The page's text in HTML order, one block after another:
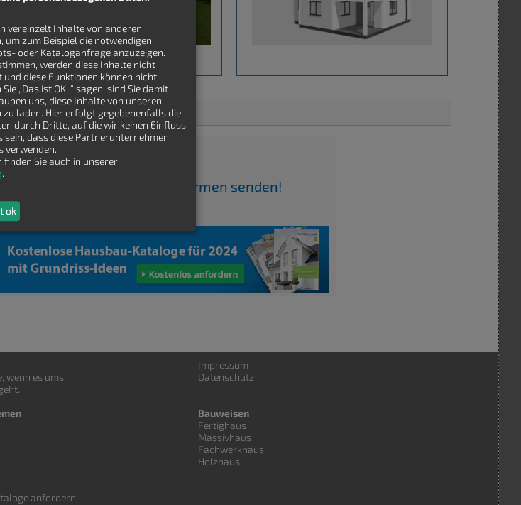
gefunden?
Grundrisse von Hausbaufirmen senden!
wenn es ums
anfordern
Impressum
Datenschutz
Bauweisen
Fertighaus
Massivhaus
Fachwerkhaus
Holzhaus
vereinzelt Inhalte von anderen
um zum Beispiel die notwendigen
oder Kataloganfrage anzuzeigen.
werden diese Inhalte nicht
und diese Funktionen können nicht
„Das ist OK. “ sagen, sind Sie damit
uns, diese Inhalte von unseren
laden. Hier erfolgt gegebenenfalls die
durch Dritte, auf die wir keinen Einfluss
sein, dass diese Partnerunternehmen
verwenden.
Sie auch in unserer
.
ok